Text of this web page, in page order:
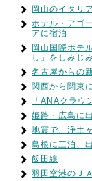
岡山のイタリ
ホテル・アゴ
アに宿泊
岡山国際ホテ
し」をしみじ
名古屋からの
関西から関東
「ANAクラウ
姫路・広島に
地震で、浄土
島根に三泊、
飯田線
羽田空港のＪ